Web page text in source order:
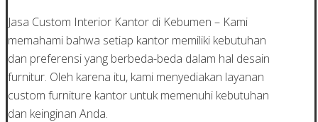
Jasa Custom Interior Kantor di Kebumen – Kami
memahami bahwa setiap kantor memiliki kebutuhan
dan preferensi yang berbeda-beda dalam hal desain
furnitur. Oleh karena itu, kami menyediakan layanan
custom furniture kantor untuk memenuhi kebutuhan
dan keinginan Anda.